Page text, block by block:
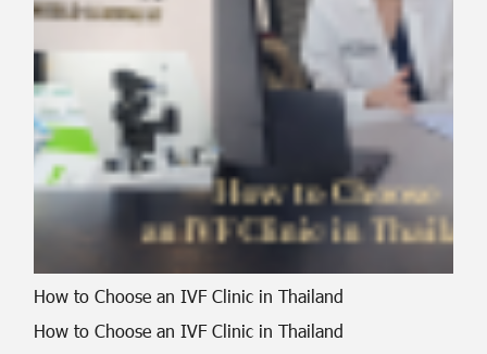
How to Choose an IVF Clinic in Thailand
How to Choose an IVF Clinic in Thailand